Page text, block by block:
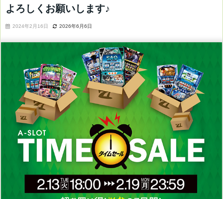
よろしくお願いします♪
2024年2月16日 2026年6月6日